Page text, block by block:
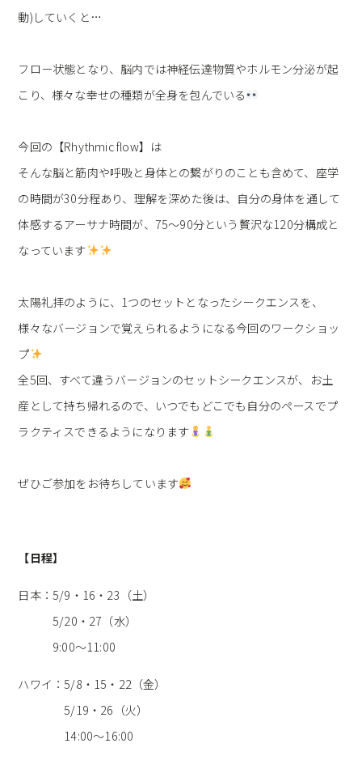
動)していくと…
フロー状態となり、脳内では神経伝達物質やホルモン分泌が起
こり、様々な幸せの種類が全身を包んでいる
今回の【Rhythmic flow】は
そんな脳と筋肉や呼吸と身体との繋がりのことも含めて、座学
の時間が30分程あり、理解を深めた後は、自分の身体を通して
体感するアーサナ時間が、75〜90分という贅沢な120分構成と
なっています
太陽礼拝のように、1つのセットとなったシークエンスを、
様々なバージョンで覚えられるようになる今回のワークショッ
プ
全5回、すべて違うバージョンのセットシークエンスが、お土
産として持ち帰れるので、いつでもどこでも自分のペースでプ
ラクティスできるようになります
ぜひご参加をお待ちしています
【日程】
日本：5/9・16・23（土）
5/20・27（水）
9:00〜11:00
ハワイ：5/8・15・22（金）
5/19・26（火）
14:00〜16:00